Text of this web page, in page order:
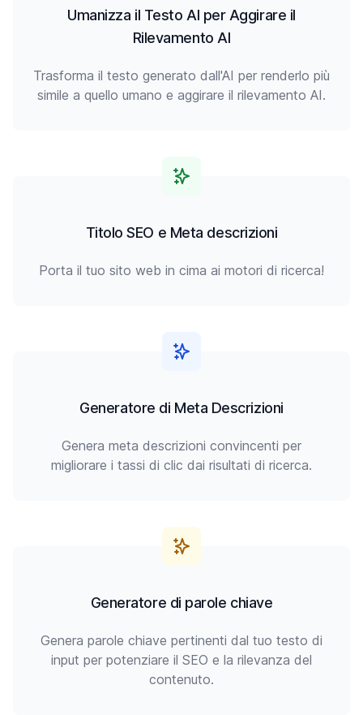
Umanizza il Testo AI per Aggirare il
Rilevamento AI
Trasforma il testo generato dall'AI per renderlo più
simile a quello umano e aggirare il rilevamento AI.
Titolo SEO e Meta descrizioni
Porta il tuo sito web in cima ai motori di ricerca!
Generatore di Meta Descrizioni
Genera meta descrizioni convincenti per
migliorare i tassi di clic dai risultati di ricerca.
Generatore di parole chiave
Genera parole chiave pertinenti dal tuo testo di
input per potenziare il SEO e la rilevanza del
contenuto.